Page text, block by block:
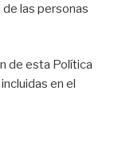
las personas
de esta Política
en el